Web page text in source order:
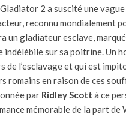
2 a suscité une
reconnu mondialement
un gladiateur esclave,
indélébile sur sa poitrine. Un
de l’esclavage et qui est
romains en raison de ces
par Ridley Scott à ce
mémorable de la part de